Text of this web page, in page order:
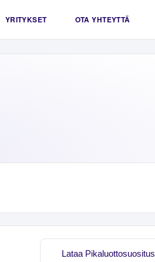
YRITYKSET OTA YHTEYTTÄ
Lataa Pikaluottosuositus